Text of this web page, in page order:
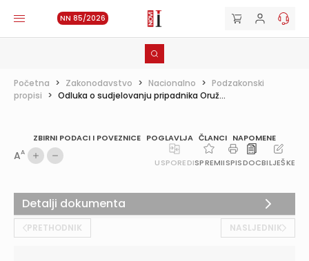
NN 85/2026
Početna > Zakonodavstvo > Nacionalno > Podzakonski
propisi > Odluka o sudjelovanju pripadnika Oruž...
ZBIRNI PODACI I POVEZNICE POGLAVLJA ČLANCI NAPOMENE
AA
USPOREDISPREMIISPISDOCBILJEŠKE
PRETHODNIK NASLJEDNIK
Detalji dokumenta